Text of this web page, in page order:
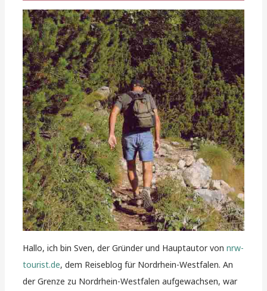
Hallo, ich bin Sven, der Gründer und Hauptautor vonnrw-
tourist.de, dem Reiseblog für Nordrhein-Westfalen. An
der Grenze zu Nordrhein-Westfalen aufgewachsen, war